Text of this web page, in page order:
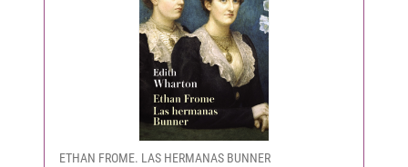
ETHAN FROME. LAS HERMANAS BUNNER